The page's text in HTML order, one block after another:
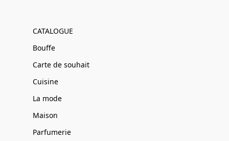
CATALOGUE
Bouffe
Carte de souhait
Cuisine
La mode
Maison
Parfumerie